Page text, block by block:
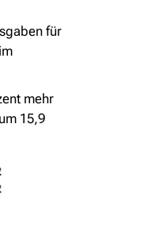
für
mehr
15,9